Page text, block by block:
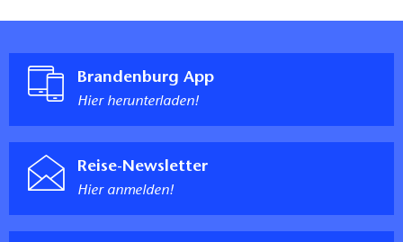
Brandenburg App
Hier herunterladen!
Reise-Newsletter
Hier anmelden!